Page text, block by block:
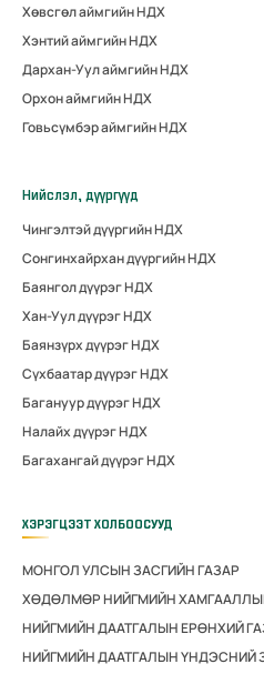
Хөвсгөл аймгийн НДХ
Хэнтий аймгийн НДХ
Дархан-Уул аймгийн НДХ
Орхон аймгийн НДХ
Говьсүмбэр аймгийн НДХ
Нийслэл, дүүргүүд
Чингэлтэй дүүргийн НДХ
Сонгинхайрхан дүүргийн НДХ
Баянгол дүүрэг НДХ
Хан-Уул дүүрэг НДХ
Баянзүрх дүүрэг НДХ
Сүхбаатар дүүрэг НДХ
Багануур дүүрэг НДХ
Налайх дүүрэг НДХ
Багахангай дүүрэг НДХ
ХЭРЭГЦЭЭТ ХОЛБООСУУД
МОНГОЛ УЛСЫН ЗАСГИЙН ГАЗАР
ХӨДӨЛМӨР НИЙГМИЙН
НИЙГМИЙН ДААТГАЛЫН ЕРӨНХИЙ
НИЙГМИЙН ДААТГАЛЫН ҮНДЭСНИЙ